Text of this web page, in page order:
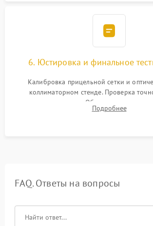
6. Юстировка и финальное
Калибровка прицельной сетки и
коллиматорном стенде. Проверка
механизма поправок. Обязательное
ударном стенде для проверки
Подробнее
FAQ. Ответы на вопросы